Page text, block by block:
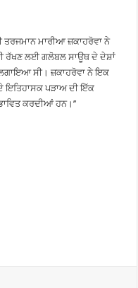
ਤਰਜਮਾਨ ਮਾਰੀਆ ਜ਼ਕਾਹਰੋਵਾ ਨੇ
ਰੱਖਣ ਲਈ ਗਲੋਬਲ ਸਾਊਥ ਦੇ ਦੇਸ਼ਾਂ
ਲਗਾਇਆ ਸੀ। ਜ਼ਕਾਹਰੋਵਾ ਨੇ ਇਕ
ਇਤਿਹਾਸਕ ਪੜਾਅ ਦੀ ਇੱਕ
ਕਰਦੀਆਂ ਹਨ।’’